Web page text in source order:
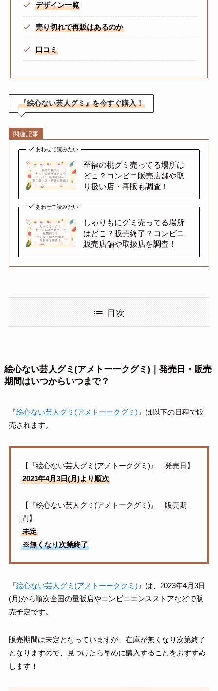
デザイン一覧
売り切れで再販はあるのか
口コミ
『絵心ない芸人グミ』を今すぐ購入！
関連記事
あわせて読みたい
至福の桃グミ売ってる場所は
どこ？コンビニ販売店舗や取
り扱い店・再販も調査！
あわせて読みたい
しゃりもにグミ売ってる場所
はどこ？販売終了？コンビニ
販売店舗や取扱店を調査！
目次
絵心ない芸人グミ(アメトーークグミ)｜発売日・販売
期間はいつからいつまで？
『絵心ない芸人グミ(アメトーークグミ) 』は以下の日程で販
売されます。
【『絵心ない芸人グミ(アメトークグミ)』 発売日】
2023年4月3日(月)より順次
【『絵心ない芸人グミ(アメトークグミ)』 販売期
間】
未定
※無くなり次第終了
『絵心ない芸人グミ(アメトーークグミ) 』は、2023年4月3日
(月)から順次全国の量販店やコンビニエンスストアなどで販
売予定です。
販売期間は未定となっていますが、在庫が無くなり次第終了
となりますので、見つけたら早めに購入することをおすすめ
します！